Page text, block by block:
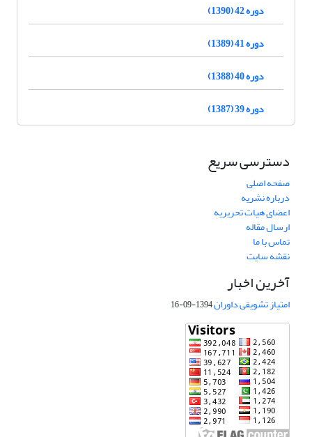
دوره 42 (1390)
دوره 41 (1389)
دوره 40 (1388)
دوره 39 (1387)
دسترسی سریع
صفحه اصلی
درباره نشریه
اعضای هیات تحریریه
ارسال مقاله
تماس با ما
نقشه سایت
آخرین اخبار
امتیاز تشویقی داوران1394-09-16